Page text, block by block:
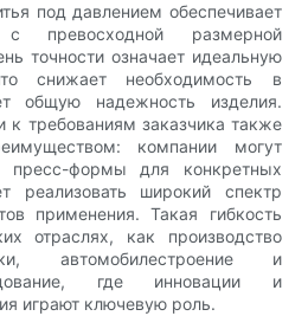
под давлением обеспечивает
превосходной размерной
точности означает идеальную
снижает необходимость в
общую надежность изделия.
к требованиям заказчика также
компании могут
пресс-формы для конкретных
реализовать широкий спектр
применения. Такая гибкость
отраслях, как производство
автомобилестроение и
где инновации и
играют ключевую роль.